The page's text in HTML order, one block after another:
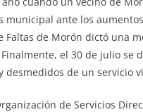
municipal ante los
Faltas de Morón dictó una
el 30 de julio se
de un servicio
de Servicios